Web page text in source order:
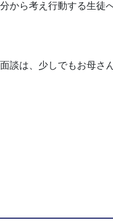
から考え行動する生徒
談は、少しでもお母さ